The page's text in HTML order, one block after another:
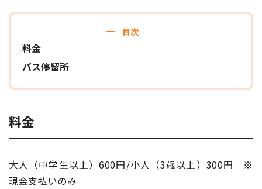
目次
料金
バス停留所
料金
大人（中学生以上）600円/小人（3歳以上）300円 ※
現金支払いのみ